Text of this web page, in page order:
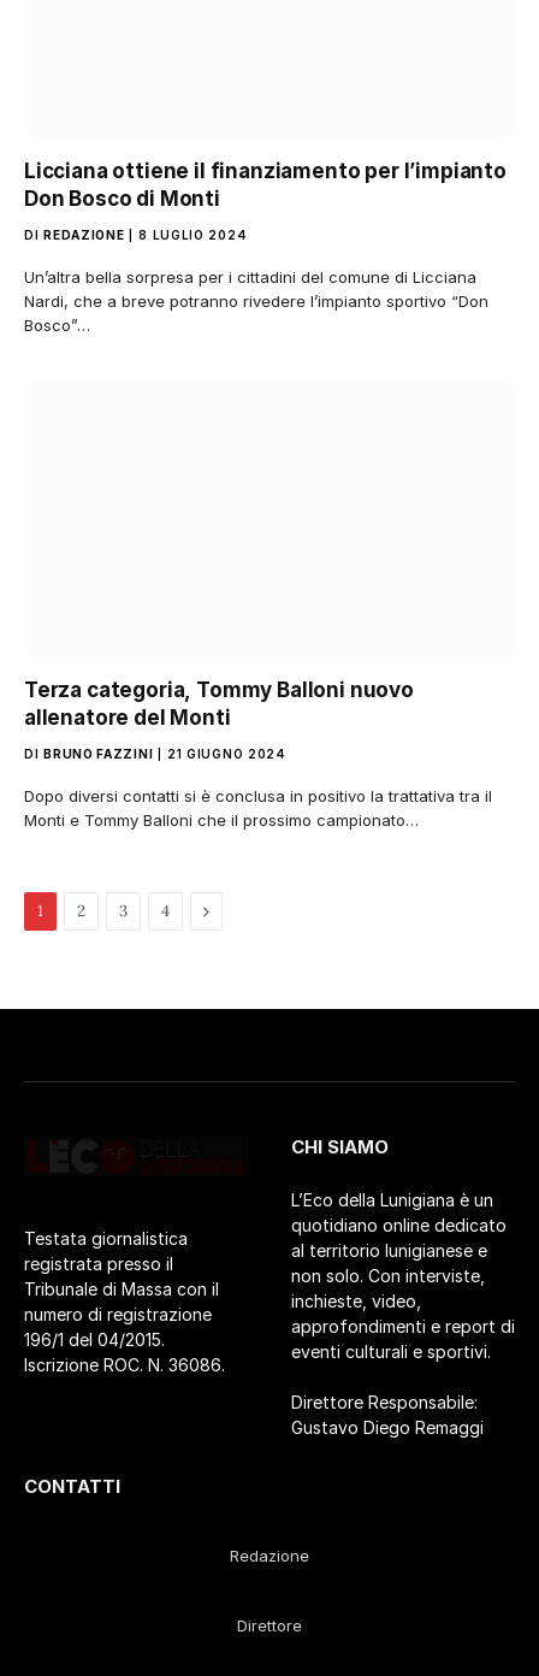
Licciana ottiene il finanziamento per l’impianto
Don Bosco di Monti
DI REDAZIONE 8 LUGLIO 2024
Un’altra bella sorpresa per i cittadini del comune di Licciana
Nardi, che a breve potranno rivedere l’impianto sportivo “Don
Bosco”…
Terza categoria, Tommy Balloni nuovo
allenatore del Monti
DI BRUNO FAZZINI 21 GIUGNO 2024
Dopo diversi contatti si è conclusa in positivo la trattativa tra il
Monti e Tommy Balloni che il prossimo campionato…
1 2 3 4
Pagina
Testata giornalistica
registrata presso il
Tribunale di Massa con il
numero di registrazione
196/1 del 04/2015.
Iscrizione ROC. N. 36086.
CHI SIAMO
L’Eco della Lunigiana è un
quotidiano online dedicato
al territorio lunigianese e
non solo. Con interviste,
inchieste, video,
approfondimenti e report di
eventi culturali e sportivi.
Direttore Responsabile:
Gustavo Diego Remaggi
CONTATTI
Redazione
Direttore